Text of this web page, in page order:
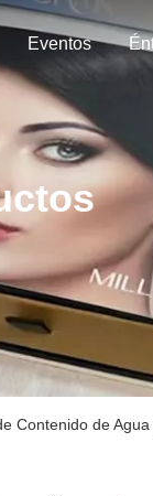
Eventos
Contenido de